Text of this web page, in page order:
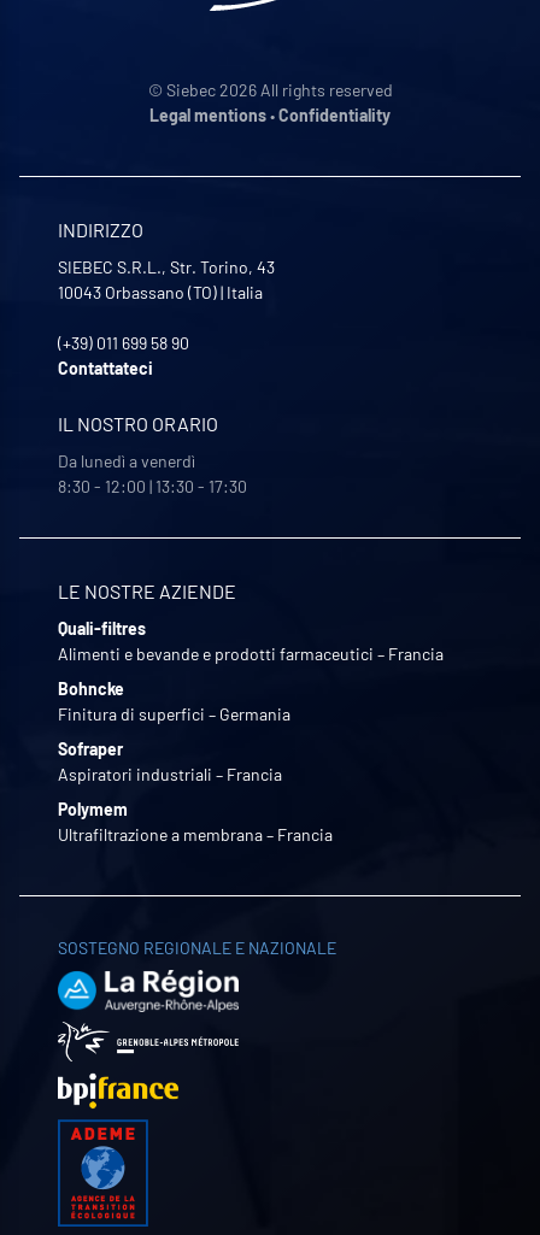
© Siebec 2026 All rights reserved
Legal mentions•Confidentiality
INDIRIZZO
SIEBEC S.R.L., Str. Torino, 43
10043 Orbassano (TO)| Italia
(+39) 011 699 58 90
Contattateci
IL NOSTRO ORARIO
Da lunedì a venerdì
8:30 - 12:00 | 13:30 - 17:30
LE NOSTRE AZIENDE
Quali-filtres
Alimenti e bevande e prodotti farmaceutici – Francia
Bohncke
Finitura di superfici – Germania
Sofraper
Aspiratori industriali – Francia
Polymem
Ultrafiltrazione a membrana – Francia
SOSTEGNO REGIONALE E NAZIONALE